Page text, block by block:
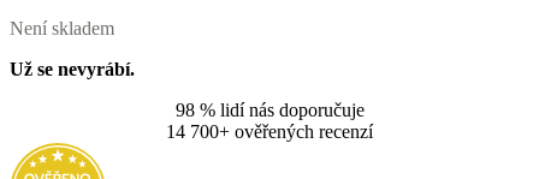
Není skladem
Už se nevyrábí.
98 % lidí nás doporučuje
14 700+ ověřených recenzí